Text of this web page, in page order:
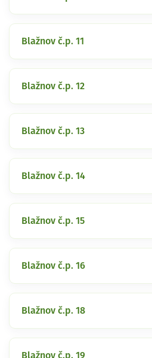
Blažnov č.p. 11
Blažnov č.p. 12
Blažnov č.p. 13
Blažnov č.p. 14
Blažnov č.p. 15
Blažnov č.p. 16
Blažnov č.p. 18
Blažnov č.p. 19